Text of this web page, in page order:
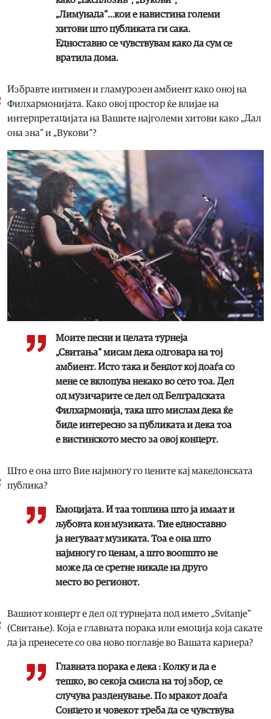
„Лимунада“…кои е навистина големи
хитови што публиката ги сака.
Едноставно се чувствувам како да сум се
вратила дома.
Избравте интимен и гламурозен амбиент како оној на
Филхармонијата. Како овој простор ќе влијае на
интерпретацијата на Вашите најголеми хитови како „Дал
она зна“ и „Вукови“?
Моите песни и целата турнеја
„Свитања“ мисам дека одговара на тој
амбиент. Исто така и бендот кој доаѓа со
мене се вклопува некако во сето тоа. Дел
од музичарите се дел од Белградската
Филхармонија, така што мислам дека ќе
биде интересно за публиката и дека тоа
е вистинското место за овој концерт.
Што е она што Вие најмногу го цените кај македонската
публика?
Емоцијата. И таа топлина што ја имаат и
љубовта кон музиката. Тие едноставно
ја негуваат музиката. Тоа е она што
најмногу го ценам, а што воопшто не
може да се сретне никаде на друго
место во регионот.
Вашиот концерт е дел од турнејата под името „Svitanje“
(Свитање). Која е главната порака или емоција која сакате
да ја пренесете со ова ново поглавје во Вашата кариера?
Главната порака е дека : Колку и да е
тешко, во секоја смисла на тој збор, се
случува разденување. По мракот доаѓа
Сонцето и човекот треба да се чувствува